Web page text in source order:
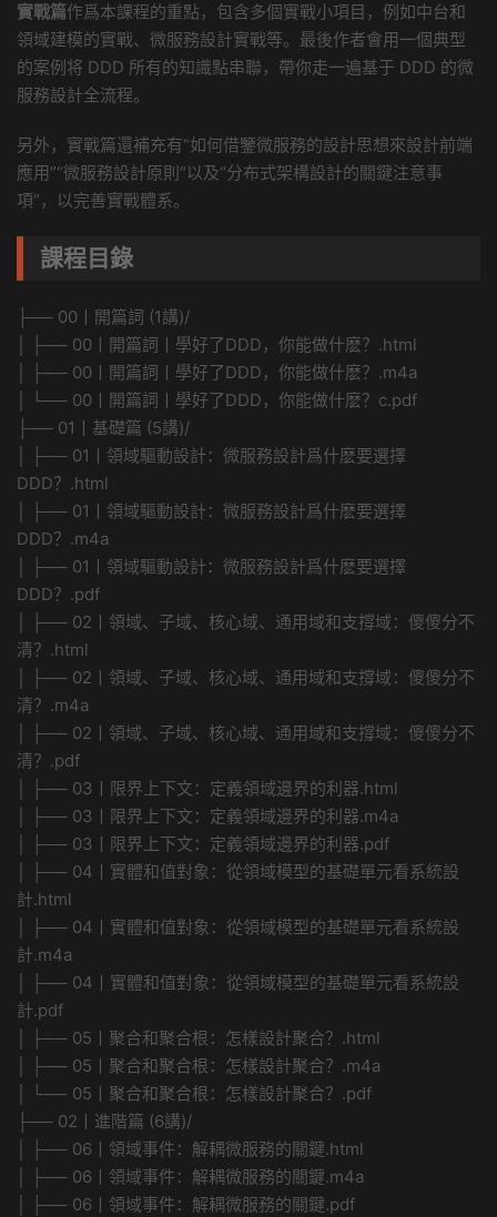
實戰篇作爲本課程的重點，包含多個實戰小項目，例如中台和
領域建模的實戰、微服務設計實戰等。最後作者會用一個典型
的案例将 DDD 所有的知識點串聯，帶你走一遍基于 DDD 的微
服務設計全流程。
另外，實戰篇還補充有“如何借鑒微服務的設計思想來設計前端
應用”“微服務設計原則”以及“分布式架構設計的關鍵注意事
項”，以完善實戰體系。
課程目錄
├── 00丨開篇詞 (1講)/
│ ├── 00丨開篇詞丨學好了DDD，你能做什麽？.html
│ ├── 00丨開篇詞丨學好了DDD，你能做什麽？.m4a
│ └── 00丨開篇詞丨學好了DDD，你能做什麽？c.pdf
├── 01丨基礎篇 (5講)/
│ ├── 01丨領域驅動設計：微服務設計爲什麽要選擇
DDD？.html
│ ├── 01丨領域驅動設計：微服務設計爲什麽要選擇
DDD？.m4a
│ ├── 01丨領域驅動設計：微服務設計爲什麽要選擇
DDD？.pdf
│ ├── 02丨領域、子域、核心域、通用域和支撐域：傻傻分不
清？.html
│ ├── 02丨領域、子域、核心域、通用域和支撐域：傻傻分不
清？.m4a
│ ├── 02丨領域、子域、核心域、通用域和支撐域：傻傻分不
清？.pdf
│ ├── 03丨限界上下文：定義領域邊界的利器.html
│ ├── 03丨限界上下文：定義領域邊界的利器.m4a
│ ├── 03丨限界上下文：定義領域邊界的利器.pdf
│ ├── 04丨實體和值對象：從領域模型的基礎單元看系統設
計.html
│ ├── 04丨實體和值對象：從領域模型的基礎單元看系統設
計.m4a
│ ├── 04丨實體和值對象：從領域模型的基礎單元看系統設
計.pdf
│ ├── 05丨聚合和聚合根：怎樣設計聚合？.html
│ ├── 05丨聚合和聚合根：怎樣設計聚合？.m4a
│ └── 05丨聚合和聚合根：怎樣設計聚合？.pdf
├── 02丨進階篇 (6講)/
│ ├── 06丨領域事件：解耦微服務的關鍵.html
│ ├── 06丨領域事件：解耦微服務的關鍵.m4a
│ ├── 06丨領域事件：解耦微服務的關鍵.pdf